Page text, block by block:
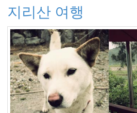
지리산 여행
8
월
26
2006
년
9
월
17
2006
년
10